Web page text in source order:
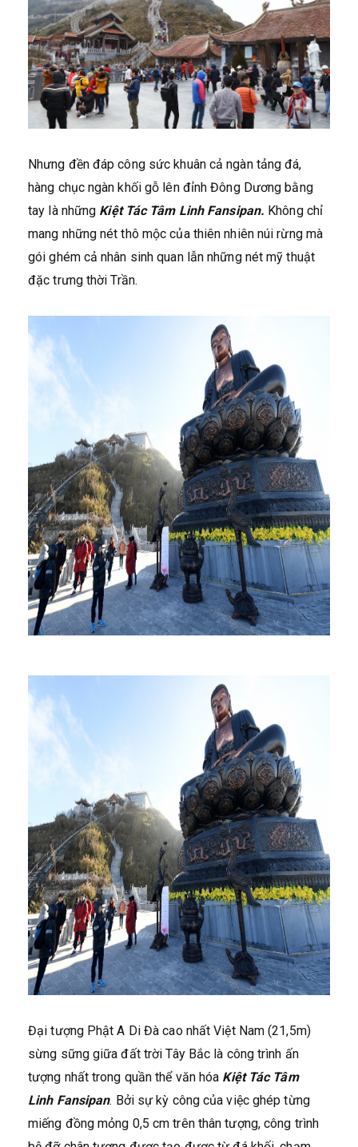
Nhưng đền đáp công sức khuân cả ngàn tảng đá,
hàng chục ngàn khối gỗ lên đỉnh Đông Dương bằng
tay là những Kiệt Tác Tâm Linh Fansipan. Không chỉ
mang những nét thô mộc của thiên nhiên núi rừng mà
gói ghém cả nhân sinh quan lẫn những nét mỹ thuật
đặc trưng thời Trần.
Đại tượng Phật A Di Đà cao nhất Việt Nam (21,5m)
sừng sững giữa đất trời Tây Bắc là công trình ấn
tượng nhất trong quần thể văn hóa Kiệt Tác Tâm
Linh Fansipan. Bởi sự kỳ công của việc ghép từng
miếng đồng mỏng 0,5 cm trên thân tượng, công trình